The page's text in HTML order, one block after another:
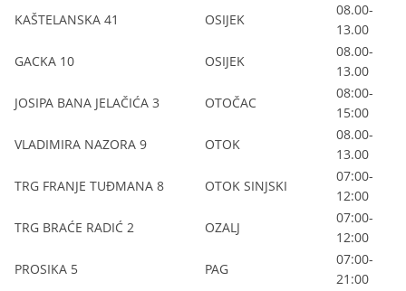
KAŠTELANSKA 41
OSIJEK
08.00-
13.00
GACKA 10
OSIJEK
08.00-
13.00
JOSIPA BANA JELAČIĆA 3
OTOČAC
08:00-
15:00
VLADIMIRA NAZORA 9
OTOK
08.00-
13.00
TRG FRANJE TUĐMANA 8
OTOK SINJSKI
07:00-
12:00
TRG BRAĆE RADIĆ 2
OZALJ
07:00-
12:00
PROSIKA 5
PAG
07:00-
21:00